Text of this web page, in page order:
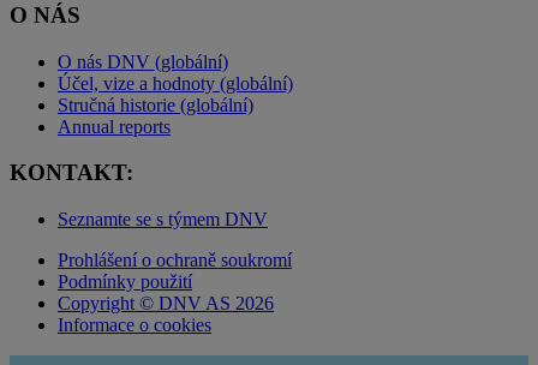
O NÁS
O nás DNV (globální)
Účel, vize a hodnoty (globální)
Stručná historie (globální)
Annual reports
KONTAKT:
Seznamte se s týmem DNV
Prohlášení o ochraně soukromí
Podmínky použití
Copyright © DNV AS 2026
Informace o cookies